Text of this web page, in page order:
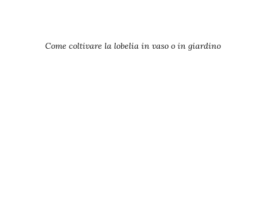
Come coltivare la lobelia in vaso o in giardino